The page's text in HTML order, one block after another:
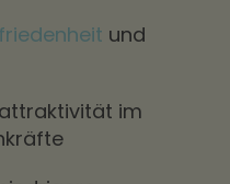
und
im